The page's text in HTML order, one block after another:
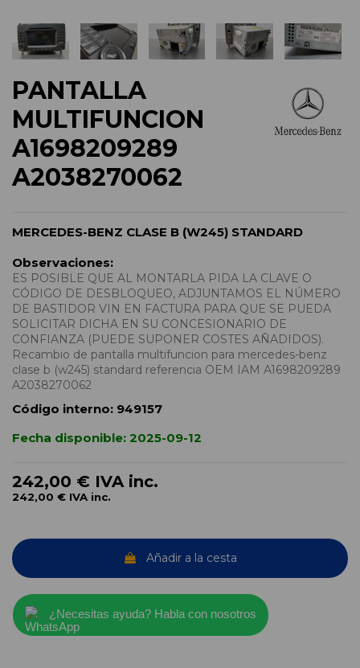
PANTALLA
MULTIFUNCION
A1698209289
A2038270062
MERCEDES-BENZ CLASE B (W245) STANDARD
Observaciones:
ES POSIBLE QUE AL MONTARLA PIDA LA CLAVE O
CÓDIGO DE DESBLOQUEO, ADJUNTAMOS EL NÚMERO
DE BASTIDOR VIN EN FACTURA PARA QUE SE PUEDA
SOLICITAR DICHA EN SU CONCESIONARIO DE
CONFIANZA (PUEDE SUPONER COSTES AÑADIDOS).
Recambio de pantalla multifuncion para mercedes-benz
clase b (w245) standard referencia OEM IAM A1698209289
A2038270062
Código interno: 949157
Fecha disponible: 2025-09-12
242,00 € IVA inc.
242,00 € IVA inc.
Añadir a la cesta
¿Necesitas ayuda? Habla con nosotros